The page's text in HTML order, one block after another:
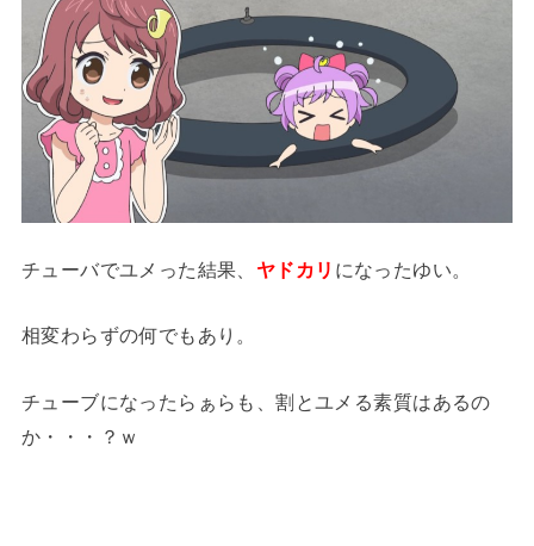
チューバでユメった結果、 ヤドカリ になったゆい。
相変わらずの何でもあり。
チューブになったらぁらも、割とユメる素質はあるの
か・・・？ｗ